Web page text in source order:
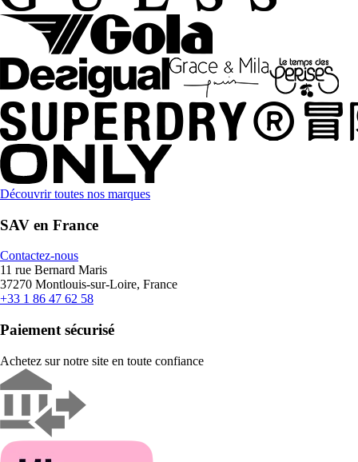
Découvrir toutes nos marques
SAV en France
Contactez-nous
11 rue Bernard Maris
37270 Montlouis-sur-Loire, France
+33 1 86 47 62 58
Paiement sécurisé
Achetez sur notre site en toute confiance